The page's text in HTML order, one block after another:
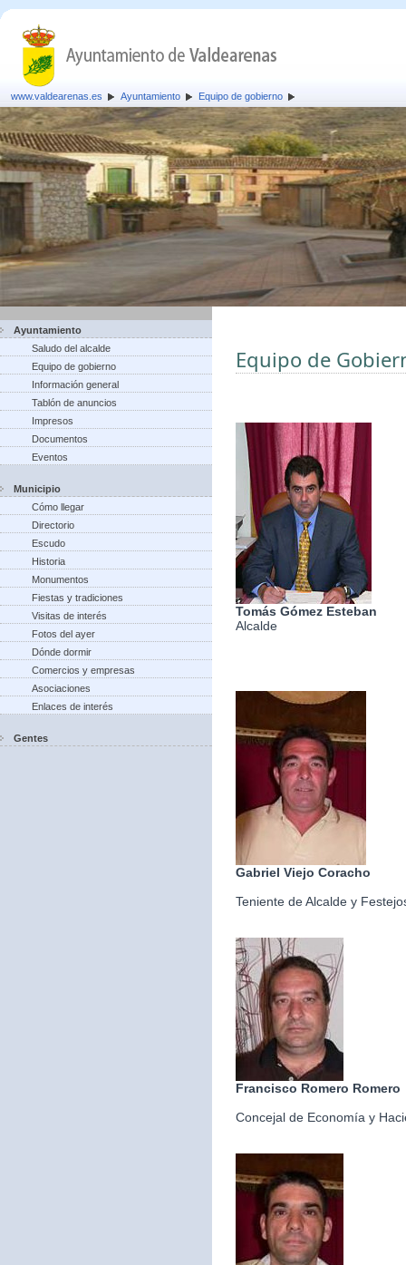
www.valdearenas.es Ayuntamiento Equipo de gobierno
Ayuntamiento
Saludo del alcalde
Equipo de gobierno
Información general
Tablón de anuncios
Impresos
Documentos
Eventos
Municipio
Cómo llegar
Directorio
Escudo
Historia
Monumentos
Fiestas y tradiciones
Visitas de interés
Fotos del ayer
Dónde dormir
Comercios y empresas
Asociaciones
Enlaces de interés
Gentes
Equipo de
Tomás Gómez Esteban
Alcalde
Gabriel Viejo Coracho
Teniente de Alcalde y
Francisco Romero Romero
Concejal de Economía y